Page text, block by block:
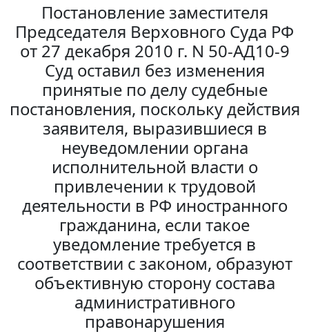
Постановление заместителя
Председателя Верховного Суда РФ
от 27 декабря 2010 г. N 50-АД10-9
Суд оставил без изменения
принятые по делу судебные
постановления, поскольку действия
заявителя, выразившиеся в
неуведомлении органа
исполнительной власти о
привлечении к трудовой
деятельности в РФ иностранного
гражданина, если такое
уведомление требуется в
соответствии с законом, образуют
объективную сторону состава
административного
правонарушения